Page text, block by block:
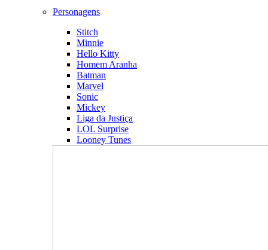
Personagens
Stitch
Minnie
Hello Kitty
Homem Aranha
Batman
Marvel
Sonic
Mickey
Liga da Justiça
LOL Surprise
Looney Tunes